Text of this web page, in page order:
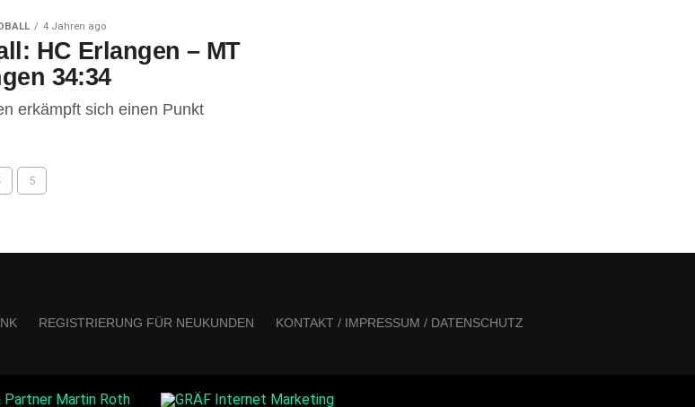
4 Jahren ago
HC Erlangen – MT
34:34
erkämpft sich einen Punkt
5
REGISTRIERUNG FÜR NEUKUNDEN KONTAKT / IMPRESSUM / DATENSCHUTZ